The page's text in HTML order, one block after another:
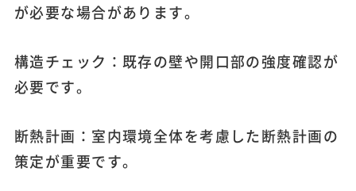
が必要な場合があります。
構造チェック：既存の壁や開口部の強度確認が
必要です。
断熱計画：室内環境全体を考慮した断熱計画の
策定が重要です。